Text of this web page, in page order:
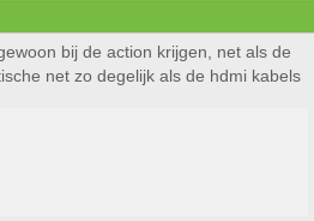
bij de action krijgen, net als de
net zo degelijk als de hdmi kabels